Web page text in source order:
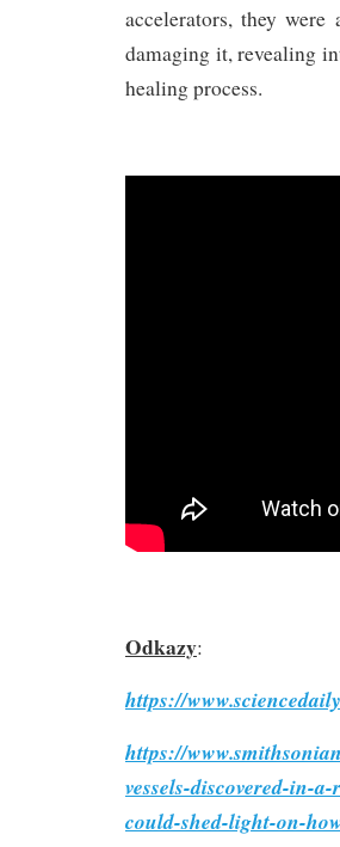
accelerators, they
damaging it, revealing
healing process.
Odkazy:
https://
https://
vessels-discovered-in-
could-shed-light-on-